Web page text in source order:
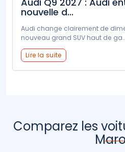
nouvelle d...
Audi change clairement de
nouveau grand SUV haut de
Lire la suite
Comparez les